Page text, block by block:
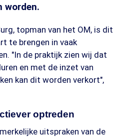
worden.
topman van het OM, is dit
te brengen in vaak
"In de praktijk zien wij dat
en met de inzet van
kan dit worden verkort",
optreden
uitspraken van de